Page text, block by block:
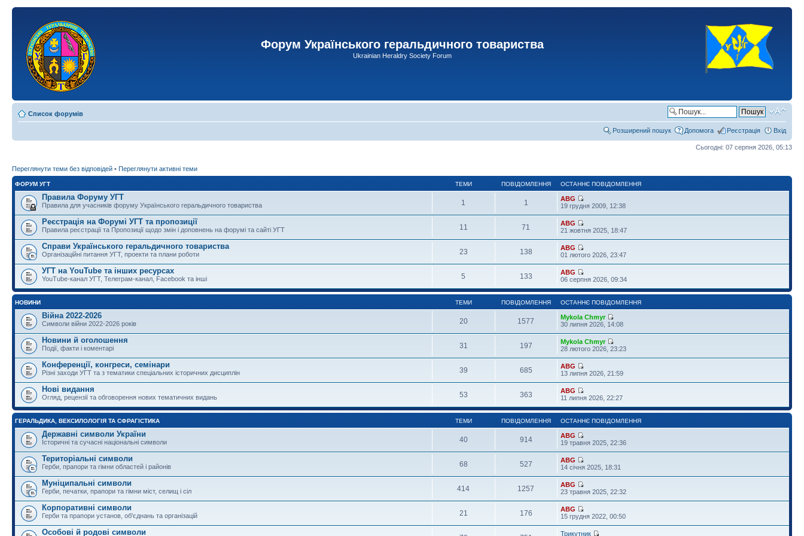
Форум Українського геральдичного товариства
Ukrainian Heraldry Society Forum
Список форумів
Розширений пошук Допомога Реєстрація Вхід
Сьогодні: 07 серпня 2026, 05:13
Переглянути теми без відповідей • Переглянути активні теми
ФОРУМ УГТ ТЕМИ ПОВІДОМЛЕННЯ ОСТАННЄ ПОВІДОМЛЕННЯ
Правила Форуму УГТ
Правила для учасників форуму Українського геральдичного товариства 1 1
ABG
19 грудня 2009, 12:38
Реєстрація на Форумі УГТ та пропозиції
Правила реєстрації та Пропозиції щодо змін і доповнень на форумі та сайті УГТ 11 71
ABG
21 жовтня 2025, 18:47
Справи Українського геральдичного товариства
Організаційні питання УГТ, проекти та плани роботи 23 138
ABG
01 лютого 2026, 23:47
УГТ на YouTube та інших ресурсах
YouTube-канал УГТ, Телеграм-канал, Facebook та інші 5 133
ABG
06 серпня 2026, 09:34
НОВИНИ ТЕМИ ПОВІДОМЛЕННЯ ОСТАННЄ ПОВІДОМЛЕННЯ
Війна 2022-2026
Символи війни 2022-2026 років 20 1577
Mykola Chmyr
30 липня 2026, 14:08
Новини й оголошення
Події, факти і коментарі 31 197
Mykola Chmyr
28 лютого 2026, 23:23
Конференції, конгреси, семінари
Різні заходи УГТ та з тематики спеціальних історичних дисциплін 39 685
ABG
13 липня 2026, 21:59
Нові видання
Огляд, рецензії та обговорення нових тематичних видань 53 363
ABG
11 липня 2026, 22:27
ГЕРАЛЬДИКА, ВЕКСИЛОЛОГІЯ ТА СФРАГІСТИКА ТЕМИ ПОВІДОМЛЕННЯ ОСТАННЄ ПОВІДОМЛЕННЯ
Державні символи України
Історичні та сучасні національні символи 40 914
ABG
19 травня 2025, 22:36
Територіальні символи
Герби, прапори та гімни областей і районів 68 527
ABG
14 січня 2025, 18:31
Муніципальні символи
Герби, печатки, прапори та гімни міст, селищ і сіл 414 1257
ABG
23 травня 2025, 22:32
Корпоративні символи
Герби та прапори установ, об'єднань та організацій 21 176
ABG
15 грудня 2022, 00:50
Особові й родові символи Трикутник